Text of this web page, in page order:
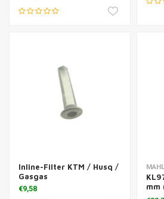
Inline-Filter KTM / Husq /
Gasgas
€9,58
mm